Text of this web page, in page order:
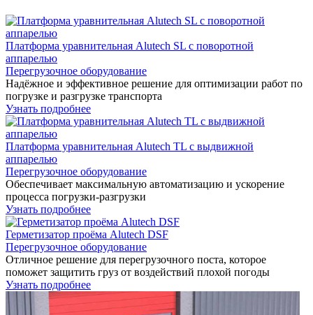
Платформа уравнительная Alutech SL с поворотной
аппарелью
Перегрузочное оборудование
Надёжное и эффективное решение для оптимизации работ по
погрузке и разгрузке транспорта
Узнать подробнее
Платформа уравнительная Alutech TL с выдвижной
аппарелью
Перегрузочное оборудование
Обеспечивает максимальную автоматизацию и ускорение
процесса погрузки-разгрузки
Узнать подробнее
Герметизатор проёма Alutech DSF
Перегрузочное оборудование
Отличное решение для перегрузочного поста, которое
поможет защитить груз от воздействий плохой погоды
Узнать подробнее